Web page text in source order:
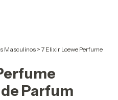
Masculinos> 7 Elixir Loewe Perfume
Parfum